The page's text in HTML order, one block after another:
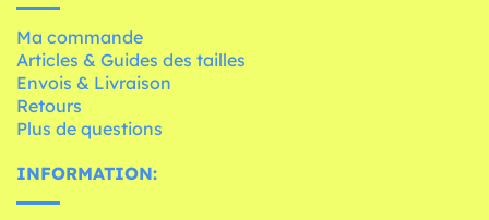
Ma commande
Articles & Guides des tailles
Envois & Livraison
Retours
Plus de questions
INFORMATION: